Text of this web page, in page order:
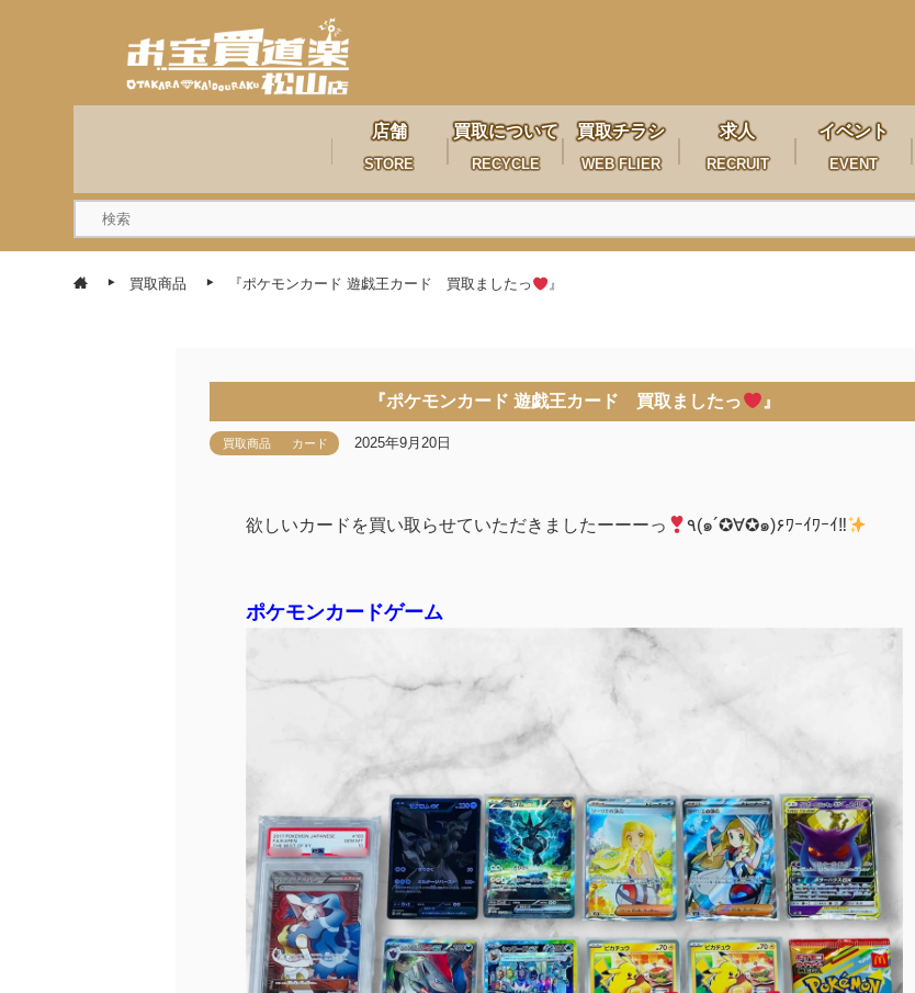
店舗
STORE
買取について
RECYCLE
買取チラシ
WEB FLIER
求人
RECRUIT
イベント
EVENT
買取商品 『ポケモンカード 遊戯王カード 買取ましたっ 』
『ポケモンカード 遊戯王カード 買取ましたっ 』
買取商品 カード 2025年9月20日
欲しいカードを買い取らせていただきましたーーーっ ٩(๑´✪∀✪๑)۶ﾜｰｲﾜｰｲ‼
ポケモンカードゲーム